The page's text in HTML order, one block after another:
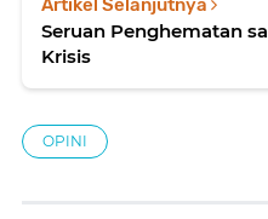
Artikel Selanjutnya
Seruan Penghematan
Krisis
OPINI